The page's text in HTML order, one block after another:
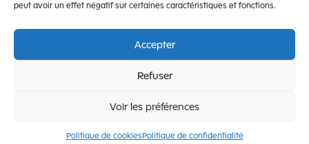
Société Lanteas
peut avoir un effet négatif sur certaines caractéristiques et fonctions.
Accepter
Refuser
Voir les préférences
Politique de cookiesPolitique de confidentialité